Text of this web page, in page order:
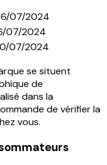
07/2024
07/2024
07/2024
se situent
de
dans la
de vérifier la
vous.